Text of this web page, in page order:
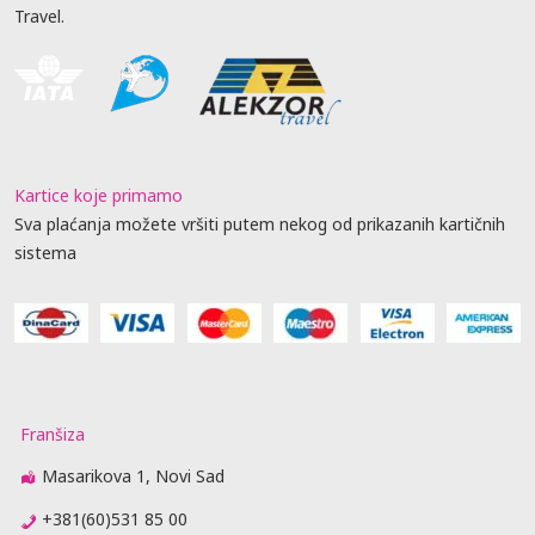
Travel.
Kartice koje primamo
Sva plaćanja možete vršiti putem nekog od prikazanih kartičnih
sistema
Franšiza
Masarikova 1, Novi Sad
+381(60)531 85 00